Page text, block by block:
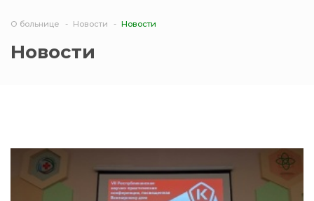
О больнице Новости Новости
Новости